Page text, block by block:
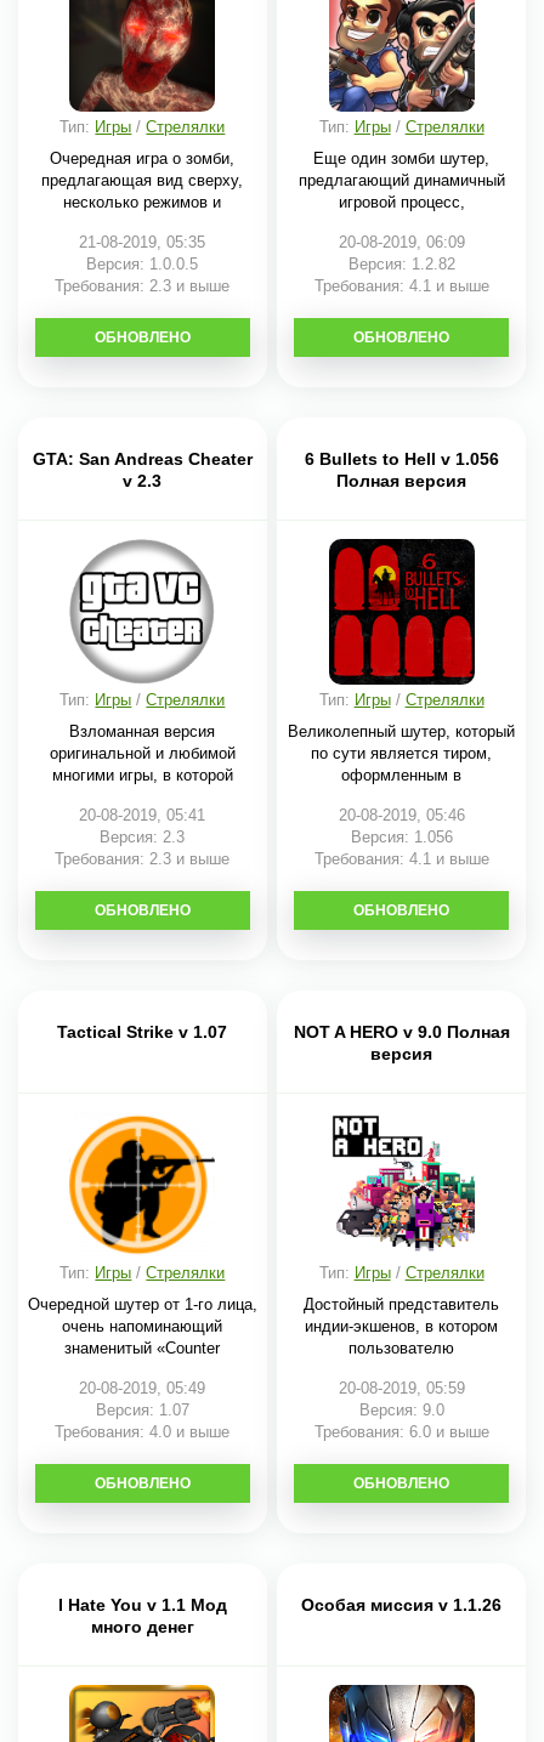
Тип: Игры /Стрелялки
Очередная игра о зомби,
предлагающая вид сверху,
несколько режимов и
21-08-2019, 05:35
Версия: 1.0.0.5
Требования: 2.3 и выше
СКАЧАТЬ
ОБНОВЛЕНО
Тип: Игры/ Стрелялки
Еще один зомби шутер,
предлагающий динамичный
игровой процесс,
20-08-2019, 06:09
Версия: 1.2.82
Требования: 4.1 и выше
СКАЧАТЬ
ОБНОВЛЕНО
GTA: San Andreas Cheater
v 2.3
Тип: Игры /Стрелялки
Взломанная версия
оригинальной и любимой
многими игры, в которой
20-08-2019, 05:41
Версия: 2.3
Требования: 2.3 и выше
СКАЧАТЬ
ОБНОВЛЕНО
6 Bullets to Hell v 1.056
Полная версия
Тип: Игры/ Стрелялки
Великолепный шутер, который
по сути является тиром,
оформленным в
20-08-2019, 05:46
Версия: 1.056
Требования: 4.1 и выше
СКАЧАТЬ
ОБНОВЛЕНО
Tactical Strike v 1.07
Тип: Игры /Стрелялки
Очередной шутер от 1-го лица,
очень напоминающий
знаменитый «Counter
20-08-2019, 05:49
Версия: 1.07
Требования: 4.0 и выше
СКАЧАТЬ
ОБНОВЛЕНО
NOT A HERO v 9.0 Полная
версия
Тип: Игры/ Стрелялки
Достойный представитель
индии-экшенов, в котором
пользователю
20-08-2019, 05:59
Версия: 9.0
Требования: 6.0 и выше
СКАЧАТЬ
ОБНОВЛЕНО
I Hate You v 1.1 Мод
много денег
Особая миссия v 1.1.26